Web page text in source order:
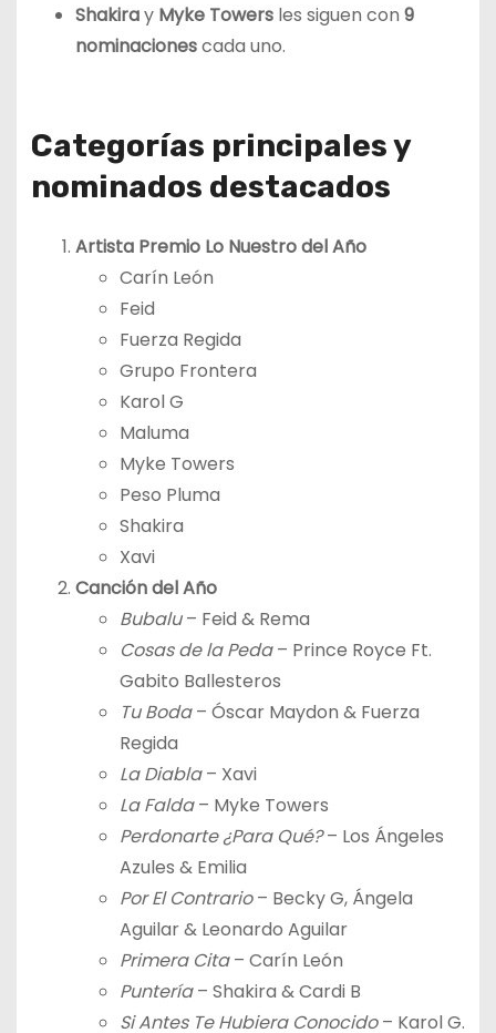
Shakiray Myke Towersles siguen con 9
nominacionescada uno.
Categorías principales y
nominados destacados
Artista Premio Lo Nuestro del Año
Carín León
Feid
Fuerza Regida
Grupo Frontera
Karol G
Maluma
Myke Towers
Peso Pluma
Shakira
Xavi
Canción del Año
Bubalu– Feid & Rema
Cosas de la Peda– Prince Royce Ft.
Gabito Ballesteros
Tu Boda– Óscar Maydon & Fuerza
Regida
La Diabla– Xavi
La Falda– Myke Towers
Perdonarte ¿Para Qué?– Los Ángeles
Azules & Emilia
Por El Contrario– Becky G, Ángela
Aguilar & Leonardo Aguilar
Primera Cita– Carín León
Puntería– Shakira & Cardi B
Si Antes Te Hubiera Conocido– Karol G.